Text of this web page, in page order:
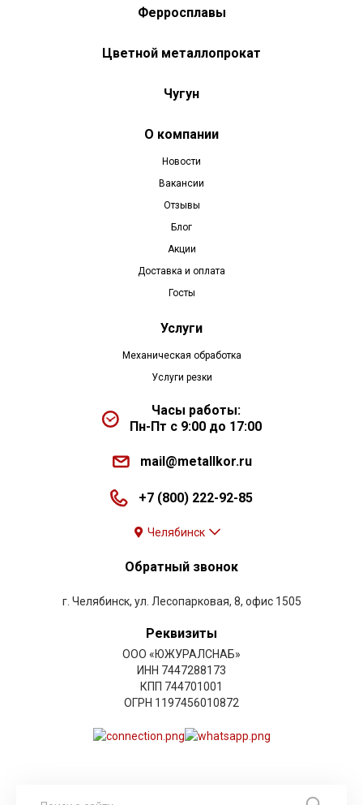
Ферросплавы
Цветной металлопрокат
Чугун
О компании
Новости
Вакансии
Отзывы
Блог
Акции
Доставка и оплата
Госты
Услуги
Механическая обработка
Услуги резки
Часы работы:
Пн-Пт с 9:00 до 17:00
mail@metallkor.ru
+7 (800) 222-92-85
Челябинск
Обратный звонок
г. Челябинск, ул. Лесопарковая, 8, офис 1505
Реквизиты
ООО «ЮЖУРАЛСНАБ»
ИНН 7447288173
КПП 744701001
ОГРН 1197456010872